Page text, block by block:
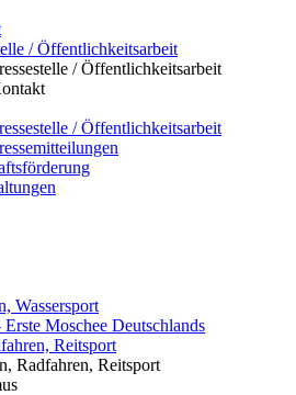
/ Öffentlichkeitsarbeit
/ Öffentlichkeitsarbeit
/ Öffentlichkeitsarbeit
Wassersport
Erste Moschee Deutschlands
Reitsport
Radfahren, Reitsport